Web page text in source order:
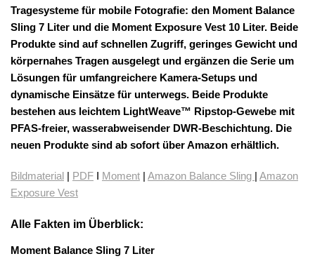
Tragesysteme für mobile Fotografie: den Moment Balance
Sling 7 Liter und die Moment Exposure Vest 10 Liter. Beide
Produkte sind auf schnellen Zugriff, geringes Gewicht und
körpernahes Tragen ausgelegt und ergänzen die Serie um
Lösungen für umfangreichere Kamera-Setups und
dynamische Einsätze für unterwegs. Beide Produkte
bestehen aus leichtem LightWeave™ Ripstop-Gewebe mit
PFAS-freier, wasserabweisender DWR-Beschichtung. Die
neuen Produkte sind ab sofort über Amazon erhältlich.
Bildmaterial | PDF I Moment | Amazon Balance Sling | Amazon
Exposure Vest
Alle Fakten im Überblick:
Moment Balance Sling 7 Liter